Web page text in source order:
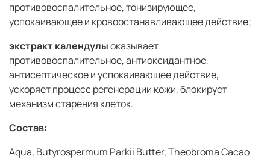
противовоспалительное, тонизирующее,
успокаивающее и кровоостанавливающее действие;
экстракт календулыоказывает
противовоспалительное, антиоксидантное,
антисептическое и успокаивающее действие,
ускоряет процесс регенерации кожи, блокирует
механизм старения клеток.
Состав:
Aqua, Butyrospermum Parkii Butter, Theobroma Cacao